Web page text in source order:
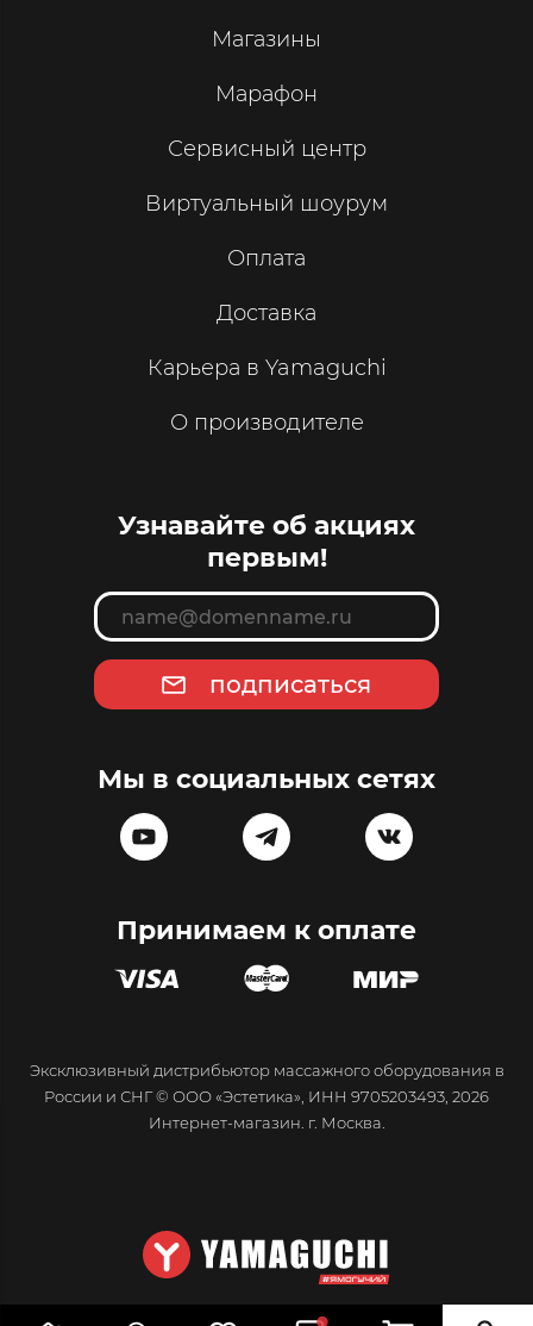
Магазины
Марафон
Сервисный центр
Виртуальный шоурум
Оплата
Доставка
Карьера в Yamaguchi
О производителе
Узнавайте об акциях
первым!
подписаться
Мы в социальных сетях
Принимаем к оплате
Эксклюзивный дистрибьютор массажного оборудования в
России и СНГ © ООО «Эстетика», ИНН 9705203493, 2026
Интернет-магазин. г. Москва.